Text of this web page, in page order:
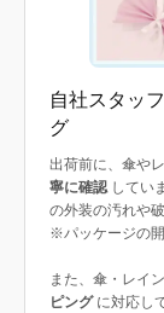
自社スタッ
グ
出荷前に、傘や
寧に確認してい
の外装の汚れや
※パッケージの開
また、傘・レイ
ピングに対応し